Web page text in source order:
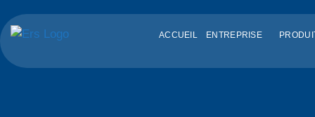
ACCUEIL ENTREPRISE